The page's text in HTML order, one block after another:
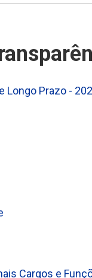
Longo Prazo -
Cargos e